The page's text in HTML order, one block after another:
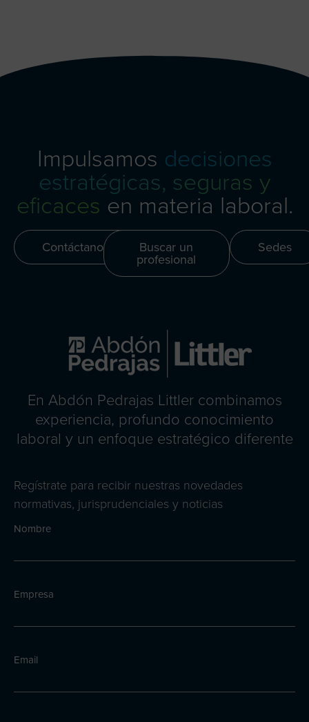
Impulsamos decisiones
estratégicas, seguras y
eficaces en materia laboral.
Contáctanos Buscar un
profesional
Sedes
En Abdón Pedrajas Littler combinamos
experiencia, profundo conocimiento
laboral y un enfoque estratégico diferente
Regístrate para recibir nuestras novedades
normativas, jurisprudenciales y noticias
Nombre
Empresa
Email